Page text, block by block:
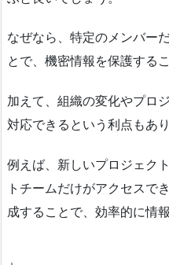
なぜなら、特定のメンバー
とで、機密情報を保護する
加えて、組織の変化やプロ
対応できるという利点もあり
例えば、新しいプロジェク
トチームだけがアクセスで
成することで、効率的に情